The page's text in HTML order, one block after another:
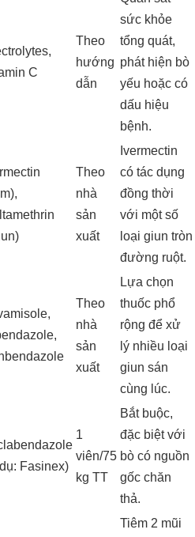
C
Theo
hướng
dẫn
sức khỏe
tổng quát,
phát hiện bò
yếu hoặc có
dấu hiệu
bệnh.
Theo
nhà
sản
xuất
Ivermectin
có tác dụng
đồng thời
với một số
loại giun tròn
đường ruột.
Theo
nhà
sản
xuất
Lựa chọn
thuốc phổ
rộng để xử
lý nhiều loại
giun sán
cùng lúc.
Fasinex)
1
viên/75
kg TT
Bắt buộc,
đặc biệt với
bò có nguồn
gốc chăn
thả.
Tiêm 2 mũi